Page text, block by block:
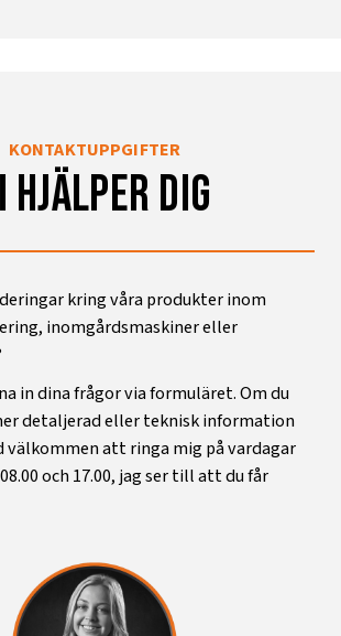
KONTAKTUPPGIFTER
hjälper dig
kring våra produkter inom
inomgårdsmaskiner eller
in dina frågor via formuläret. Om du
detaljerad eller teknisk information
välkommen att ringa mig på vardagar
och 17.00, jag ser till att du får